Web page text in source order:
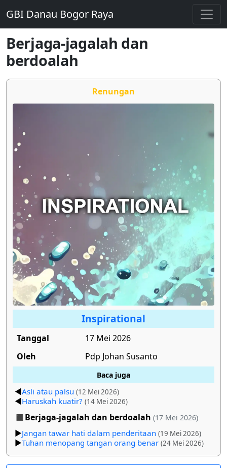
GBI Danau Bogor Raya
Berjaga-jagalah dan
berdoalah
Renungan
Inspirational
Tanggal
17 Mei 2026
Oleh
Pdp Johan Susanto
Baca juga
Asli atau palsu (12 Mei 2026)
Haruskah kuatir? (14 Mei 2026)
Berjaga-jagalah dan berdoalah (17 Mei 2026)
Jangan tawar hati dalam penderitaan (19 Mei 2026)
Tuhan menopang tangan orang benar (24 Mei 2026)